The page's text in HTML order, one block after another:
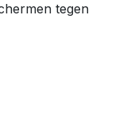
tegen